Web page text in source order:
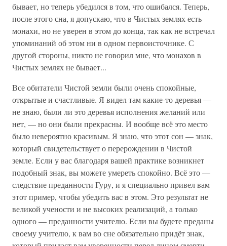
бывает, но теперь убедился в том, что ошибался. Теперь,
после этого сна, я допускаю, что в Чистых землях есть
монахи, но не уверен в этом до конца, так как не встречал
упоминаний об этом ни в одном первоисточнике. С
другой стороны, никто не говорил мне, что монахов в
Чистых землях не бывает...
Все обитатели Чистой земли были очень спокойные,
открытые и счастливые. Я видел там какие-то деревья —
не знаю, были ли это деревья исполнения желаний или
нет, — но они были прекрасны. И вообще всё это место
было невероятно красивым. Я знаю, что этот сон — знак,
который свидетельствует о перерождении в Чистой
земле. Если у вас благодаря вашей практике возникнет
подобный знак, вы можете умереть спокойно. Всё это —
следствие преданности Гуру, и я специально привел вам
этот пример, чтобы убедить вас в этом. Это результат не
великой учености и не высоких реализаций, а только
одного — преданности учителю. Если вы будете преданы
своему учителю, к вам во сне обязательно придёт знак,